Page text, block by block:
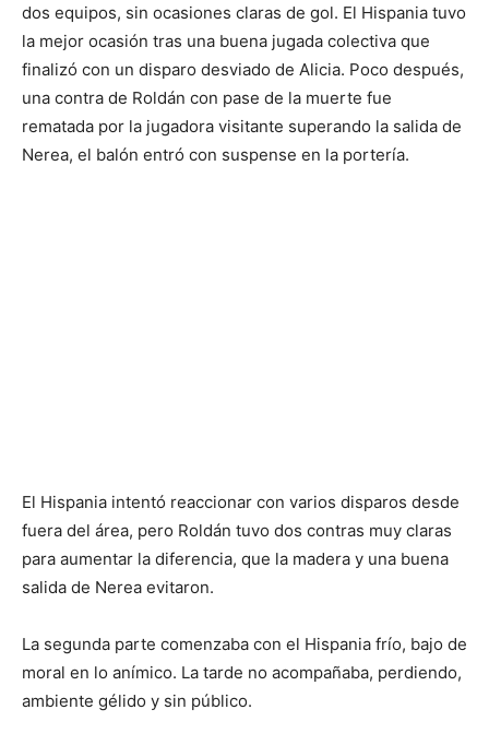
dos equipos, sin ocasiones claras de gol. El Hispania tuvo
la mejor ocasión tras una buena jugada colectiva que
finalizó con un disparo desviado de Alicia. Poco después,
una contra de Roldán con pase de la muerte fue
rematada por la jugadora visitante superando la salida de
Nerea, el balón entró con suspense en la portería.
El Hispania intentó reaccionar con varios disparos desde
fuera del área, pero Roldán tuvo dos contras muy claras
para aumentar la diferencia, que la madera y una buena
salida de Nerea evitaron.
La segunda parte comenzaba con el Hispania frío, bajo de
moral en lo anímico. La tarde no acompañaba, perdiendo,
ambiente gélido y sin público.